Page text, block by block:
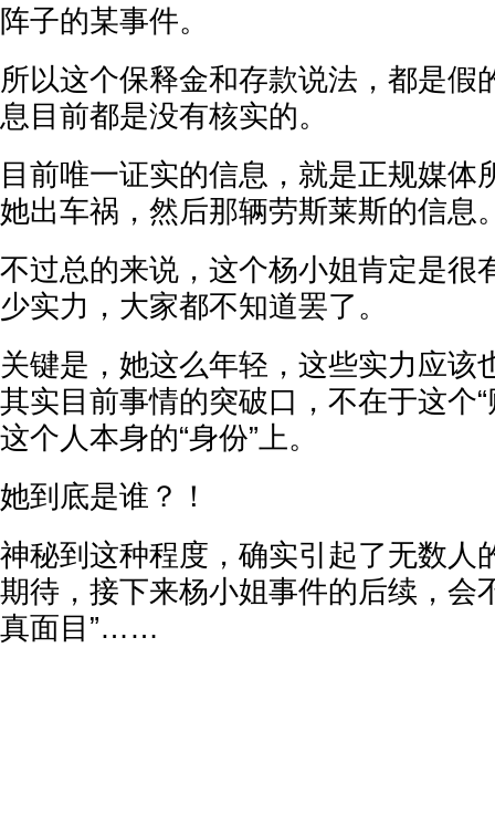
阵子的某事件。
所以这个保释金和存款说法，都是假
息目前都是没有核实的。
目前唯一证实的信息，就是正规媒体
她出车祸，然后那辆劳斯莱斯的信息
不过总的来说，这个杨小姐肯定是很
少实力，大家都不知道罢了。
关键是，她这么年轻，这些实力应
其实目前事情的突破口，不在于这个
这个人本身的“身份”上。
她到底是谁？！
神秘到这种程度，确实引起了无数人
期待，接下来杨小姐事件的后续，会
真面目”……